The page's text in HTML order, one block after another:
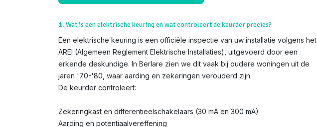
1. Wat is een elektrische keuring en wat controleert de keurder precies?
Een elektrische keuring is een officiële inspectie van uw installatie volgens het
AREI (Algemeen Reglement Elektrische Installaties), uitgevoerd door een
erkende deskundige. In Berlare zien we dit vaak bij oudere woningen uit de
jaren '70-'80, waar aarding en zekeringen verouderd zijn.
De keurder controleert:
Zekeringkast en differentieëlschakelaars (30 mA en 300 mA)
Aarding en potentiaalvereffening